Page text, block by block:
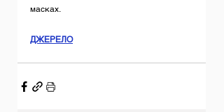
масках.
ДЖЕРЕЛО